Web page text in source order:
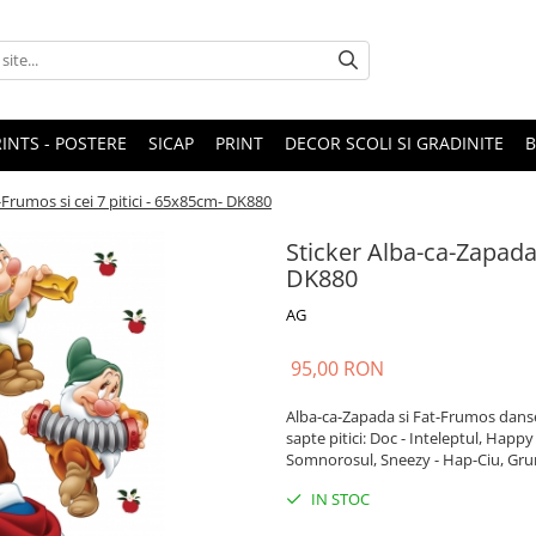
- POSTERE SICAP PRINT DECOR SCOLI SI GRADINITE
si cei 7 pitici - 65x85cm- DK880
Sticker Alba-ca-
DK880
AG
95,00 RON
Alba-ca-Zapada si Fat-Frumos
sapte pitici: Doc - Inteleptul,
Somnorosul, Sneezy - Hap-Ciu,
IN STOC